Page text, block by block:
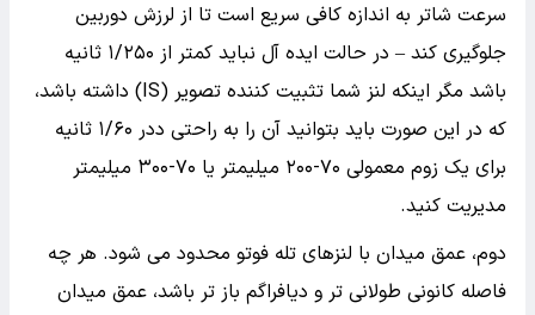
سرعت شاتر به اندازه کافی سریع است تا از لرزش دوربین
جلوگیری کند – در حالت ایده آل نباید کمتر از ۱/۲۵۰ ثانیه
باشد مگر اینکه لنز شما تثبیت کننده تصویر (IS) داشته باشد،
که در این صورت باید بتوانید آن را به راحتی ددر ۱/۶۰ ثانیه
برای یک زوم معمولی ۷۰-۲۰۰ میلیمتر یا ۷۰-۳۰۰ میلیمتر
مدیریت کنید.
دوم، عمق میدان با لنزهای تله فوتو محدود می شود. هر چه
فاصله کانونی طولانی تر و دیافراگم باز تر باشد، عمق میدان